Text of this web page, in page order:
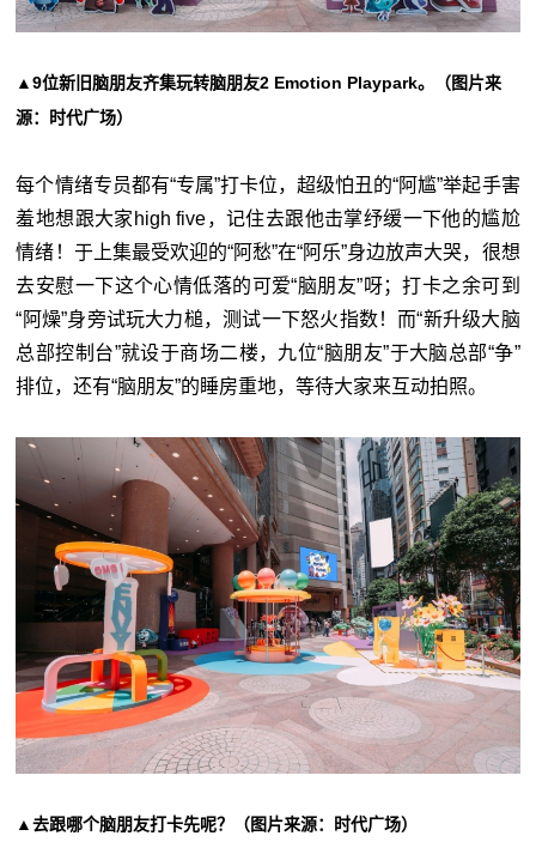
▲9位新旧脑朋友齐集玩转脑朋友2 Emotion Playpark。（图片来
源：时代广场）
每个情绪专员都有“专属”打卡位，超级怕丑的“阿尴”举起手害
羞地想跟大家high five，记住去跟他击掌纾缓一下他的尴尬
情绪！于上集最受欢迎的“阿愁”在“阿乐”身边放声大哭，很想
去安慰一下这个心情低落的可爱“脑朋友”呀；打卡之余可到
“阿燥”身旁试玩大力槌，测试一下怒火指数！而“新升级大脑
总部控制台”就设于商场二楼，九位“脑朋友”于大脑总部“争”
排位，还有“脑朋友”的睡房重地，等待大家来互动拍照。
▲去跟哪个脑朋友打卡先呢？（图片来源：时代广场）